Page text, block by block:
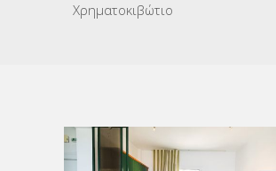
Χρηματοκιβώτιο